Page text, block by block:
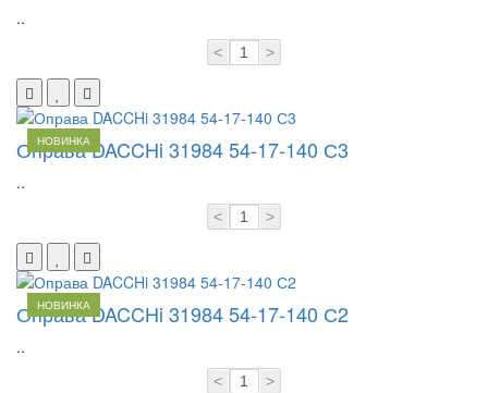
..
< >
НОВИНКА
Оправа DACCHi 31984 54-17-140 С3
..
< >
НОВИНКА
Оправа DACCHi 31984 54-17-140 С2
..
< >